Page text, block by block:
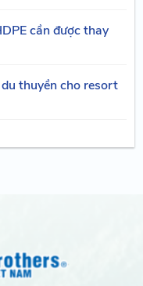
cần được thay
thuyền cho resort